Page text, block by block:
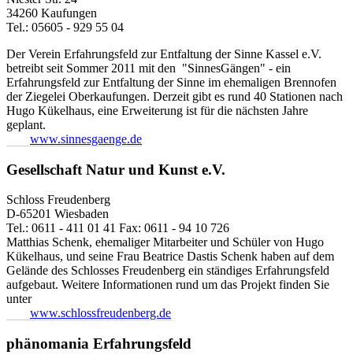
34260 Kaufungen
Tel.: 05605 - 929 55 04
Der Verein Erfahrungsfeld zur Entfaltung der Sinne Kassel e.V.
betreibt seit Sommer 2011 mit den "SinnesGängen" - ein
Erfahrungsfeld zur Entfaltung der Sinne im ehemaligen Brennofen
der Ziegelei Oberkaufungen. Derzeit gibt es rund 40 Stationen nach
Hugo Kükelhaus, eine Erweiterung ist für die nächsten Jahre
geplant.
www.sinnesgaenge.de
Gesellschaft Natur und Kunst e.V.
Schloss Freudenberg
D-65201 Wiesbaden
Tel.: 0611 - 411 01 41 Fax: 0611 - 94 10 726
Matthias Schenk, ehemaliger Mitarbeiter und Schüler von Hugo
Kükelhaus, und seine Frau Beatrice Dastis Schenk haben auf dem
Gelände des Schlosses Freudenberg ein ständiges Erfahrungsfeld
aufgebaut. Weitere Informationen rund um das Projekt finden Sie
unter
www.schlossfreudenberg.de
phänomania Erfahrungsfeld